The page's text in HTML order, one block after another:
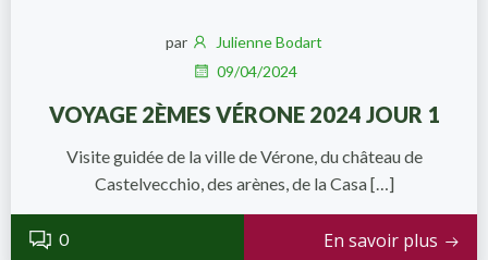
par
Julienne Bodart
09/04/2024
VOYAGE 2ÈMES VÉRONE 2024 JOUR 1
Visite guidée de la ville de Vérone, du château de
Castelvecchio, des arènes, de la Casa […]
0 En savoir plus